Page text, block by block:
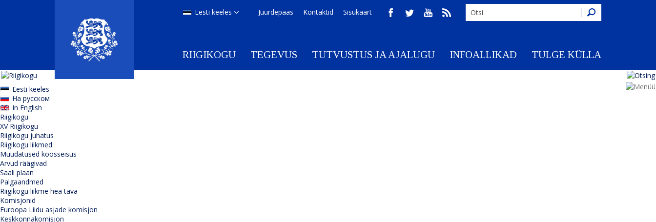
Otsing
Juurdepääs Kontaktid Sisukaart
Eesti keeles
RIIGIKOGU TEGEVUS TUTVUSTUS JA AJALUGU INFOALLIKAD TULGE KÜLLA
Eesti keeles
На русском
In English
Riigikogu
XV Riigikogu
Riigikogu juhatus
Riigikogu liikmed
Muudatused koosseisus
Arvud räägivad
Saali plaan
Palgaandmed
Riigikogu liikme hea tava
Komisjonid
Euroopa Liidu asjade komisjon
Keskkonnakomisjon